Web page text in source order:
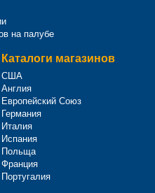
на палубе
Каталоги магазинов
США
Англия
Европейский Союз
Германия
Италия
Испания
Польща
Франция
Португалия